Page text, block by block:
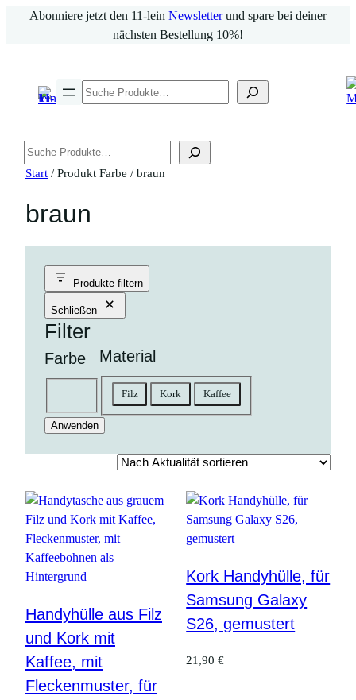
Abonniere jetzt den 11-lein Newsletterund spare bei deiner
nächsten Bestellung 10%!
Suchen
Suchen
Start / Produkt Farbe / braun
braun
Produkte filtern
Schließen
Filter
Farbe
goldfarben
Material
Material
Filz Kork Kaffee
Anwenden
Handyhülle aus Filz
und Kork mit
Kaffee, mit
Fleckenmuster, für
Kork Handyhülle, für
Samsung Galaxy
S26, gemustert
21,90€